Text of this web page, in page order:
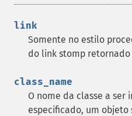
link
Somente no estilo
do link stomp retornado
class_name
O nome da classe a ser
especificado, um objeto